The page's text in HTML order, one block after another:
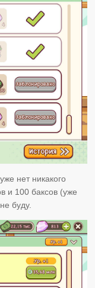
нет никакого
и 100 баксов (уже
буду.